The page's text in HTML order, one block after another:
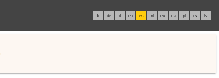
fr de it en es nl eu ca pl rs lv